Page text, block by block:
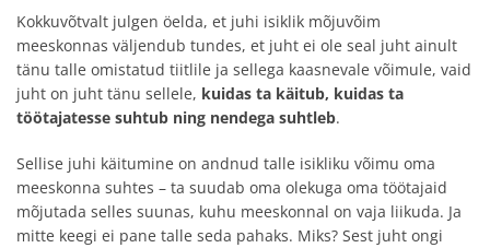
Kokkuvõtvalt julgen öelda, et juhi isiklik mõjuvõim
meeskonnas väljendub tundes, et juht ei ole seal juht ainult
tänu talle omistatud tiitlile ja sellega kaasnevale võimule, vaid
juht on juht tänu sellele, kuidas ta käitub, kuidas ta
töötajatesse suhtub ning nendega suhtleb.
Sellise juhi käitumine on andnud talle isikliku võimu oma
meeskonna suhtes – ta suudab oma olekuga oma töötajaid
mõjutada selles suunas, kuhu meeskonnal on vaja liikuda. Ja
mitte keegi ei pane talle seda pahaks. Miks? Sest juht ongi